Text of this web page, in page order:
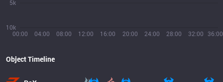
00:00 04:00 08:00 12:00 16:00 20:00 24:00 28:00 32:00 36:00
10k
5k
Object Timeline